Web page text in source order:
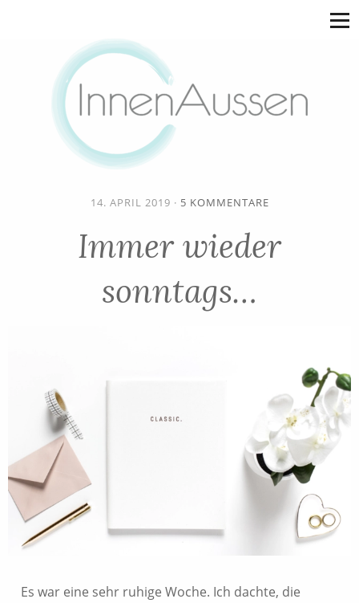
14. APRIL 2019 · 5 KOMMENTARE
Immer wieder
sonntags…
Es war eine sehr ruhige Woche. Ich dachte, die